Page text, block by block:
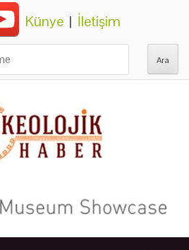
Künye | İletişim